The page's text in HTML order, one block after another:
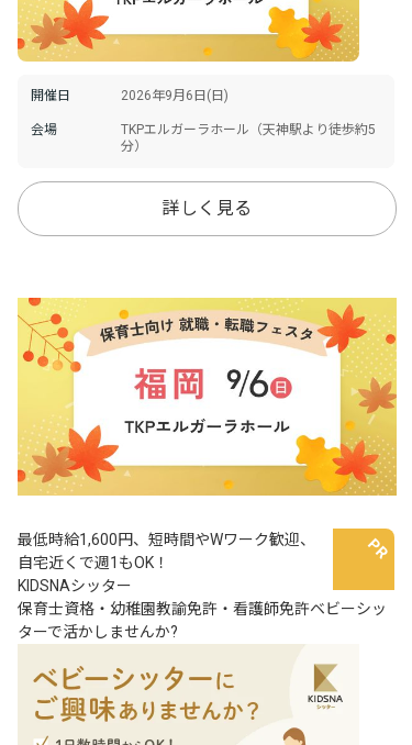
開催日 2026年9月6日(日)
会場
TKPエルガーラホール（天神駅より徒歩約5
分）
詳しく見る
最低時給1,600円、短時間やWワーク歓迎、
自宅近くで週1もOK！
KIDSNAシッター
保育士資格・幼稚園教諭免許・看護師免許ベビーシッ
ターで活かしませんか?